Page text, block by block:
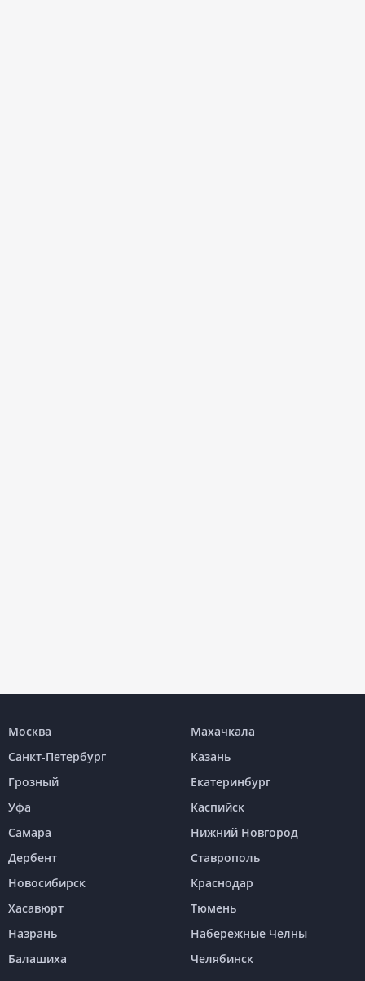
Москва
Махачкала
Санкт-Петербург
Казань
Грозный
Екатеринбург
Уфа
Каспийск
Самара
Нижний Новгород
Дербент
Ставрополь
Новосибирск
Краснодар
Хасавюрт
Тюмень
Назрань
Набережные Челны
Балашиха
Челябинск